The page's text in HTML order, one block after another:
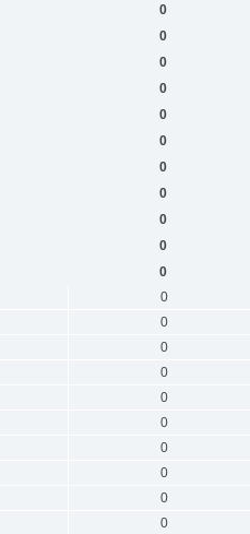
0
0
0
0
0
0
0
0
0
0
0
0
0
0
0
0
0
0
0
0
0